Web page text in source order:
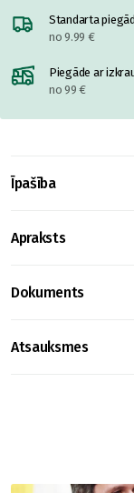
Standarta
no 9.99 €
Piegāde ar
no 99 €
Īpašība
Apraksts
Dokuments
Atsauksmes